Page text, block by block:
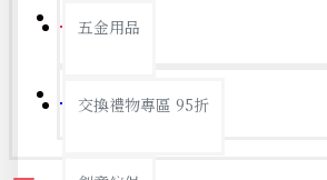
五金用品
交換禮物專區 95折
銅板好物
優惠總覽